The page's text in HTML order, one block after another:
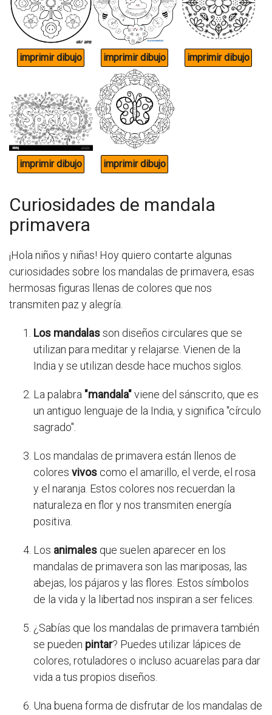
Curiosidades de mandala
primavera
¡Hola niños y niñas! Hoy quiero contarte algunas
curiosidades sobre los mandalas de primavera, esas
hermosas figuras llenas de colores que nos
transmiten paz y alegría.
Los mandalasson diseños circulares que se
utilizan para meditar y relajarse. Vienen de la
India y se utilizan desde hace muchos siglos.
La palabra "mandala"viene del sánscrito, que es
un antiguo lenguaje de la India, y significa "círculo
sagrado".
Los mandalas de primavera están llenos de
colores vivos como el amarillo, el verde, el rosa
y el naranja. Estos colores nos recuerdan la
naturaleza en flor y nos transmiten energía
positiva.
Los animales que suelen aparecer en los
mandalas de primavera son las mariposas, las
abejas, los pájaros y las flores. Estos símbolos
de la vida y la libertad nos inspiran a ser felices.
¿Sabías que los mandalas de primavera también
se pueden pintar? Puedes utilizar lápices de
colores, rotuladores o incluso acuarelas para dar
vida a tus propios diseños.
Una buena forma de disfrutar de los mandalas de